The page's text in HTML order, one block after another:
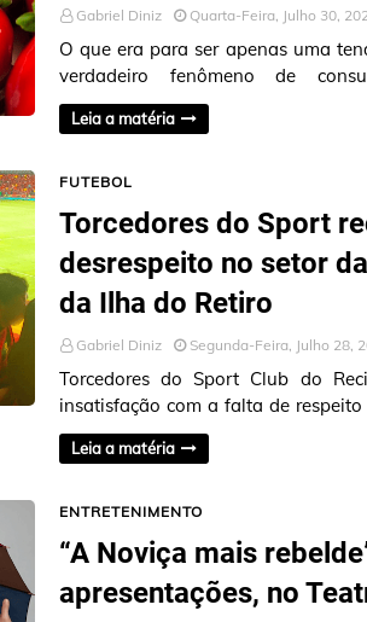
Gabriel Diniz Quarta-Feira, Julho 30,
O que era para ser apenas uma
verdadeiro fenômeno de
Metropolitana: a explosão da
Leia a matéria
FUTEBOL
Torcedores do Sport
desrespeito no setor
da Ilha do Retiro
Gabriel Diniz Segunda-Feira, Julho 28,
Torcedores do Sport Club do
insatisfação com a falta de
da Ilha do Retiro. Me…
Leia a matéria
ENTRETENIMENTO
“A Noviça mais
apresentações, no